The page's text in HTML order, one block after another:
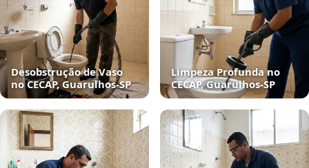
Desobstrução de Vaso
no CECAP, Guarulhos‑SP
Limpeza Profunda no
CECAP, Guarulhos‑SP